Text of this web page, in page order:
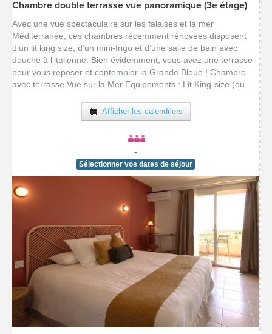
[voir la fiche détail]
Chambre double terrasse vue panoramique (3e étage)
Avec une vue spectaculaire sur les falaises et la mer
Méditerranée, ces chambres récemment rénovées disposent
d’un lit king size, d’un mini-frigo et d’une salle de bain avec
douche à l’italienne. Bien évidemment, vous avez une terrasse
pour vous reposer et contempler la Grande Bleue ! Chambre
avec terrasse Vue sur la Mer Equipements : Lit King-size (ou...
Afficher les calendriers
-
Sélectionner vos dates de séjour